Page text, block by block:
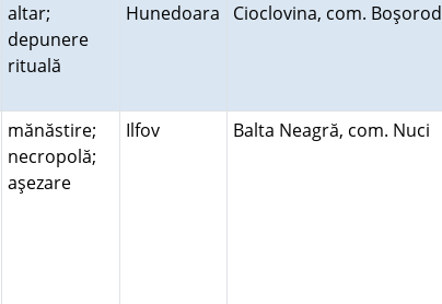
altar;
depunere
rituală
Hunedoara Cioclovina, com. Boşorod
mănăstire;
necropolă;
aşezare
Ilfov Balta Neagră, com. Nuci